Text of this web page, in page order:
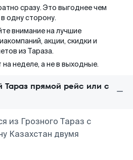
сразу. Это выгоднее чем
одну сторону.
внимание на лучшие
акции, скидки и
из Тараза.
неделе, а не в выходные.
Тараз прямой рейс или с
из Грозного Тараз с
Казахстан двумя